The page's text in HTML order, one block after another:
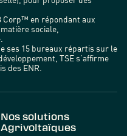
Corp™ en répondant aux
sociale,
ses 15 bureaux répartis sur le
TSE s’affirme
des ENR.
Nos solutions
Agrivoltaïques